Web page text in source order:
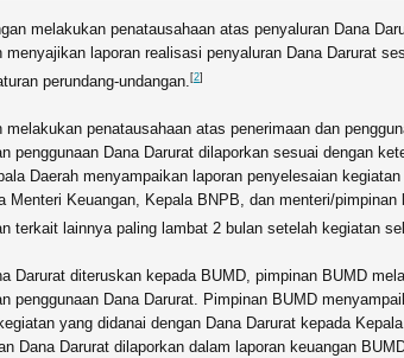
melakukan penatausahaan atas penyaluran Dana
menyajikan laporan realisasi penyaluran Dana Darurat
perundang-undangan. [2]
melakukan penatausahaan atas penerimaan dan
penggunaan Dana Darurat dilaporkan sesuai dengan
Daerah menyampaikan laporan penyelesaian
Menteri Keuangan, Kepala BNPB, dan menteri/pimpinan
terkait lainnya paling lambat 2 bulan setelah kegiatan
Darurat diteruskan kepada BUMD, pimpinan BUMD
penggunaan Dana Darurat. Pimpinan BUMD
yang didanai dengan Dana Darurat kepada
Dana Darurat dilaporkan dalam laporan keuangan